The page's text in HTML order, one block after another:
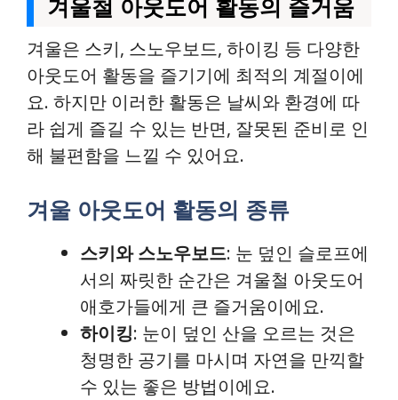
겨울철 아웃도어 활동의 즐거움
겨울은 스키, 스노우보드, 하이킹 등 다양한
아웃도어 활동을 즐기기에 최적의 계절이에
요. 하지만 이러한 활동은 날씨와 환경에 따
라 쉽게 즐길 수 있는 반면, 잘못된 준비로 인
해 불편함을 느낄 수 있어요.
겨울 아웃도어 활동의 종류
스키와 스노우보드: 눈 덮인 슬로프에
서의 짜릿한 순간은 겨울철 아웃도어
애호가들에게 큰 즐거움이에요.
하이킹: 눈이 덮인 산을 오르는 것은
청명한 공기를 마시며 자연을 만끽할
수 있는 좋은 방법이에요.